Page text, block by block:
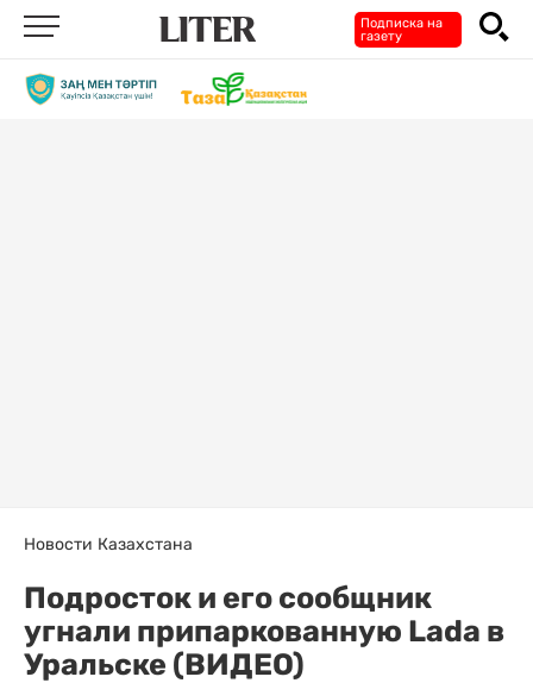
Подписка на
газету
Новости Казахстана
Подросток и его сообщник
угнали припаркованную Lada в
Уральске (ВИДЕО)